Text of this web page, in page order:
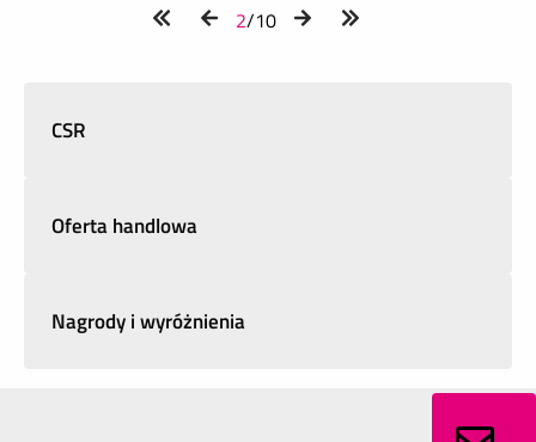
2/10
CSR
Oferta handlowa
Nagrody i wyróżnienia